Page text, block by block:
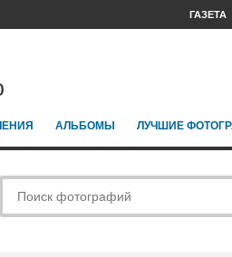
ГАЗЕТА
АЛЬБОМЫ ЛУЧШИЕ